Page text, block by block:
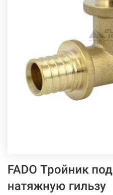
FADO Тройник под
натяжную гильзу